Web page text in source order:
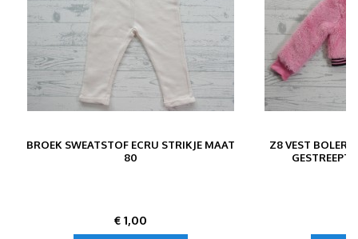
BROEK SWEATSTOF ECRU STRIKJE MAAT
80
Prijs
€ 1,00
Z8 VEST
GESTREEPT